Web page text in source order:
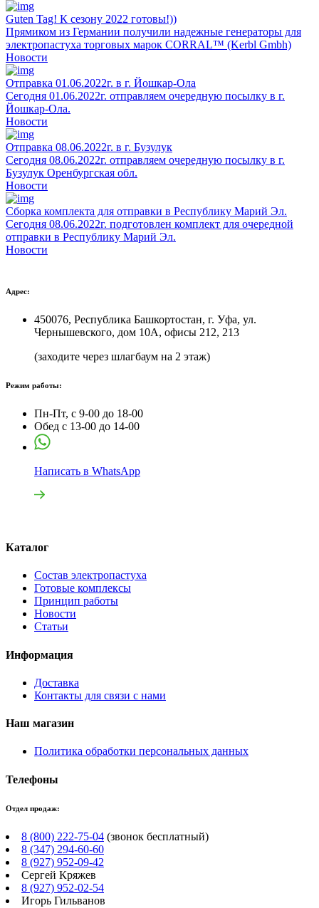
Guten Tag! К сезону 2022 готовы!))
Прямиком из Германии получили надежные генераторы для
электропастуха торговых марок CORRAL™ (Kerbl Gmbh)
Новости
Отправка 01.06.2022г. в г. Йошкар-Ола
Сегодня 01.06.2022г. отправляем очередную посылку в г.
Йошкар-Ола.
Новости
Отправка 08.06.2022г. в г. Бузулук
Сегодня 08.06.2022г. отправляем очередную посылку в г.
Бузулук Оренбургская обл.
Новости
Сборка комплекта для отправки в Республику Марий Эл.
Сегодня 08.06.2022г. подготовлен комплект для очередной
отправки в Республику Марий Эл.
Новости
Адрес:
450076, Республика Башкортостан, г. Уфа, ул.
Чернышевского, дом 10А, офисы 212, 213
(заходите через шлагбаум на 2 этаж)
Режим работы:
Пн-Пт, с 9-00 до 18-00
Обед с 13-00 до 14-00
Написать в WhatsApp
Каталог
Состав электропастуха
Готовые комплексы
Принцип работы
Новости
Статьи
Информация
Доставка
Контакты для связи с нами
Наш магазин
Политика обработки персональных данных
Телефоны
Отдел продаж:
8 (800) 222-75-04 (звонок бесплатный)
8 (347) 294-60-60
8 (927) 952-09-42
Сергей Кряжев
8 (927) 952-02-54
Игорь Гильванов